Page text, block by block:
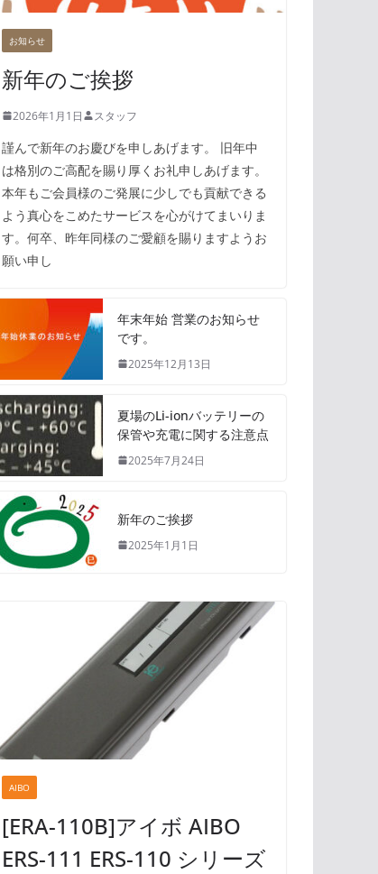
お知らせ
新年のご挨拶
2026年1月1日 スタッフ
謹んで新年のお慶びを申しあげます。 旧年中
は格別のご高配を賜り厚くお礼申しあげます。
本年もご会員様のご発展に少しでも貢献できる
よう真心をこめたサービスを心がけてまいりま
す。何卒、昨年同様のご愛顧を賜りますようお
願い申し
年末年始 営業のお知らせ
です。
2025年12月13日
夏場のLi-ionバッテリーの
保管や充電に関する注意点
2025年7月24日
新年のご挨拶
2025年1月1日
AIBO
[ERA-110B]アイボ AIBO
ERS-111 ERS-110 シリーズ